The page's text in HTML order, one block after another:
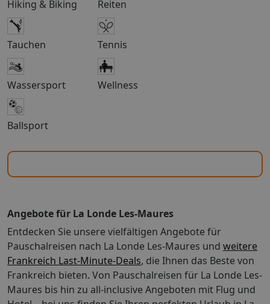
Außenpool (je nach Saison geöffnet). Zum
Freizeitangebot gehören außerdem ein Tennisplatz im
Freien, eine Wasserrutsche, eine Sauna und ein
Fitnessbereich. Kindern, die jünger als 14 Jahre alt sind,
ist der Zutritt zu folgender Einrichtung nur in
Begleitung eines Erwachsenen gestattet: Pool. Gästen
bis 18 Jahre ist der Zutritt zu folgenden Einrichtungen
nicht gestattet: Fitnesscenter oder
Fitnessmöglichkeiten. (Freizeitaktivitäten ggf. gegen
Gebühr; vor Ort oder ggf. in der Nähe) In der
gerundet. Plage de l'Estagnol – 6,1 km Strand Saline –
11 km Place Massillon – 12,4 km Turm von Templiers –
Strand von Le Lavandou – 12,8 km Villa Noailles – 13,2
km Port d'Hyères – 14 km Château d'Hyères – 14,5 km
Plage de Saint-Clair – 15,2 km Strand von Almanarre –
16,3 km Der bevorzugte Flughafen für Residence l'Ile
d'Or ist Toulon (TLN-Toulon - Hyeres) – 13,7 km Zu
Beachten: Die Mitnahme eines Haustieres muss
grundsätzlich direkt in der Unterkunft angefragt
Hiking & Biking Reiten
Tauchen Tennis
Wassersport Wellness
Ballsport
Angebote für La Londe Les-Maures
Entdecken Sie unsere vielfältigen Angebote für
Pauschalreisen nach La Londe Les-Maures und weitere
Frankreich Last-Minute-Deals, die Ihnen das Beste von
Frankreich bieten. Von Pauschalreisen für La Londe Les-
Maures bis hin zu all-inclusive Angeboten mit Flug und